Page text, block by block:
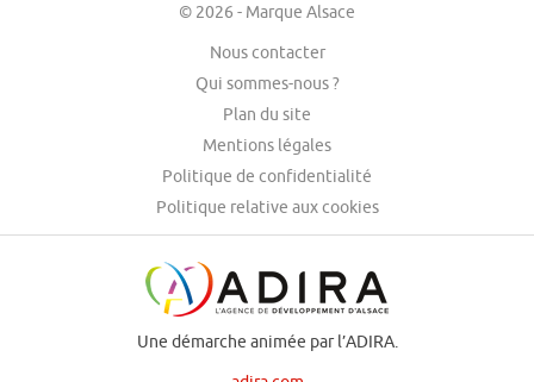
© 2026 - Marque Alsace
Nous contacter
Qui sommes-nous ?
Plan du site
Mentions légales
Politique de confidentialité
Politique relative aux cookies
Une démarche animée par l’ADIRA.